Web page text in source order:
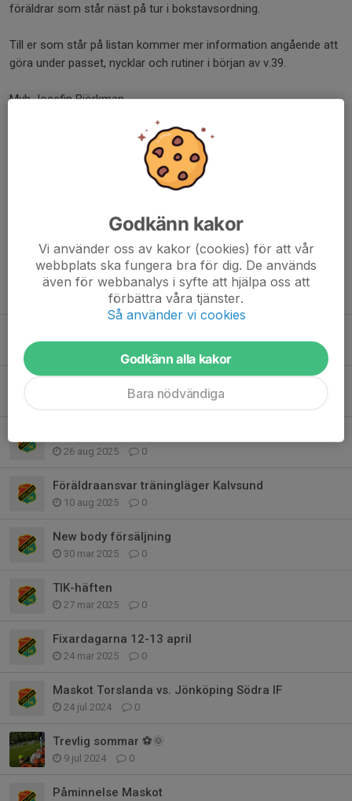
föräldrar som står näst på tur i bokstavsordning.
Till er som står på listan kommer mer information angående att
göra under passet, nycklar och rutiner i början av v.39.
Mvh Josefin Björkman
Tidigare nyheter
0
26 aug 2025 0
Föräldraansvar träningläger Kalvsund
10 aug 2025 0
New body försäljning
30 mar 2025 0
TIK-häften
27 mar 2025 0
Fixardagarna 12-13 april
24 mar 2025 0
Maskot Torslanda vs. Jönköping Södra IF
24 jul 2024 0
Trevlig sommar ⚽️🌞
9 jul 2024 0
Påminnelse Maskot
Godkänn kakor
Vi använder oss av kakor (cookies) för att vår
webbplats ska fungera bra för dig. De används
även för webbanalys i syfte att hjälpa oss att
förbättra våra tjänster.
Så använder vi cookies
Godkänn alla kakor
Bara nödvändiga